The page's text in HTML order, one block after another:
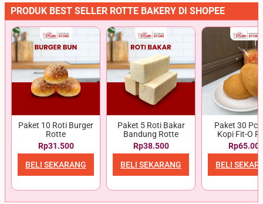
PRODUK BEST SELLER ROTTE BAKERY DI SHOPEE
Paket 10 Roti Burger
Rotte
Rp31.500
BELI SEKARANG
Paket 5 Roti Bakar
Bandung Rotte
Rp38.500
BELI SEKARANG
Paket 30
Kopi Fit-O
BELI